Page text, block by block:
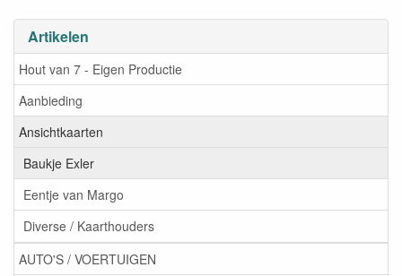
Artikelen
Hout van 7 - Eigen Productie
Aanbieding
Ansichtkaarten
Baukje Exler
Eentje van Margo
Diverse / Kaarthouders
AUTO'S / VOERTUIGEN